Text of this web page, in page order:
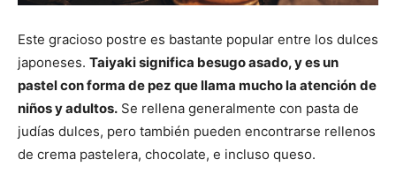
Este gracioso postre es bastante popular entre los dulces
japoneses. Taiyaki significa besugo asado, y es un
pastel con forma de pez que llama mucho la atención de
niños y adultos. Se rellena generalmente con pasta de
judías dulces, pero también pueden encontrarse rellenos
de crema pastelera, chocolate, e incluso queso.